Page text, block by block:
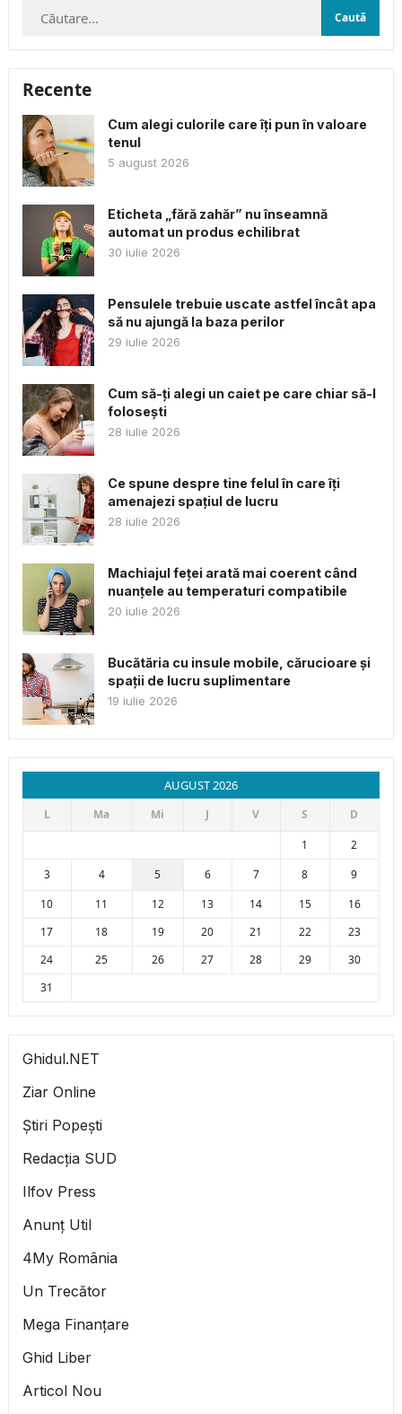
Caută
Recente
Cum alegi culorile care îți pun în valoare
tenul
5 august 2026
Eticheta „fără zahăr” nu înseamnă
automat un produs echilibrat
30 iulie 2026
Pensulele trebuie uscate astfel încât apa
să nu ajungă la baza perilor
29 iulie 2026
Cum să-ți alegi un caiet pe care chiar să-l
folosești
28 iulie 2026
Ce spune despre tine felul în care îți
amenajezi spațiul de lucru
28 iulie 2026
Machiajul feței arată mai coerent când
nuanțele au temperaturi compatibile
20 iulie 2026
Bucătăria cu insule mobile, cărucioare și
spații de lucru suplimentare
19 iulie 2026
AUGUST 2026
L Ma Mi J V S
D
1
2
3
4 5 6 7 8
9
10
11 12 13 14 15
16
17
18 19 20 21 22
23
24
25 26 27 28 29
30
31
Ghidul.NET
Ziar Online
Știri Popești
Redacția SUD
Ilfov Press
Anunț Util
4My România
Un Trecător
Mega Finanțare
Ghid Liber
Articol Nou